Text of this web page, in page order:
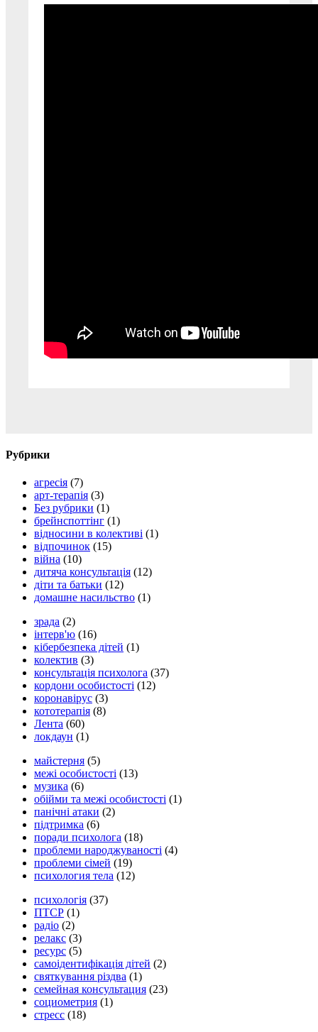
Рубрики
агресія (7)
арт-терапія (3)
Без рубрики (1)
брейнспоттінг (1)
відносини в колективі (1)
відпочинок (15)
війна (10)
дитяча консультація (12)
діти та батьки (12)
домашне насильство (1)
зрада (2)
інтерв'ю (16)
кібербезпека дітей (1)
колектив (3)
консультація психолога (37)
кордони особистості (12)
коронавірус (3)
кототерапія (8)
Лента (60)
локдаун (1)
майстерня (5)
межі особистості (13)
музика (6)
обійми та межі особистості (1)
панічні атаки (2)
підтримка (6)
поради психолога (18)
проблеми народжуваності (4)
проблеми сімей (19)
психология тела (12)
психологія (37)
ПТСР (1)
радіо (2)
релакс (3)
ресурс (5)
самоідентифікація дітей (2)
святкування різдва (1)
семейная консультация (23)
социометрия (1)
стресс (18)